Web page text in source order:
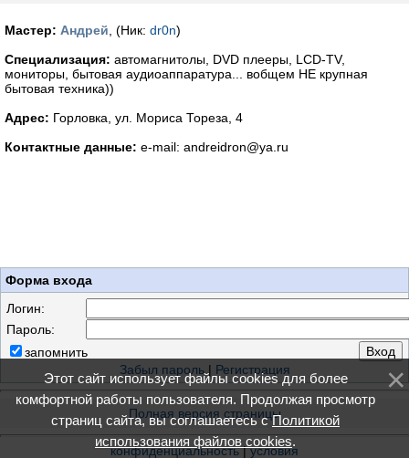
Мастер: Андрей , (Ник: dr0n)
Специализация: автомагнитолы, DVD плееры, LCD-TV,
мониторы, бытовая аудиоаппаратура... вобщем НЕ крупная
бытовая техника))
Адрес: Горловка, ул. Мориса Тореза, 4
Контактные данные: e-mail: andreidron@ya.ru
Форма входа
Логин:
Пароль:
запомнить
Забыл пароль| Регистрация
Полная версия страницы
конфиденциальность|условия
Этот сайт использует файлы cookies для более
комфортной работы пользователя. Продолжая просмотр
страниц сайта, вы соглашаетесь сПолитикой
использования файлов cookies.